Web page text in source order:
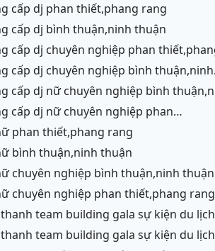
cấp dj phan thiết,phang rang
cấp dj bình thuận,ninh thuận
chữ,vĩnh hy
rang
phan thiết,phang rang
bình thuận,ninh thuận
chuyên nghiệp bình thuận,ninh thuận
chuyên nghiệp phan thiết,phang rang
thuận,ninh thuận